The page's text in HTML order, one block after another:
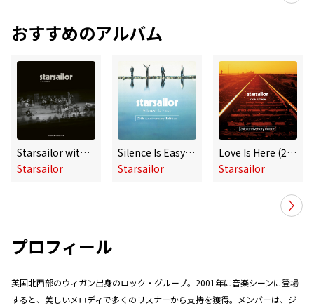
おすすめのアルバム
Starsailor with Strings: Live from Liverpool
Starsailor
Silence Is Easy (20th Anniversary Edition)
Starsailor
Love Is Here (20th Anniversary Edition)
Starsailor
プロフィール
英国北西部のウィガン出身のロック・グループ。2001年に音楽シーンに登場
すると、美しいメロディで多くのリスナーから支持を獲得。メンバーは、ジ